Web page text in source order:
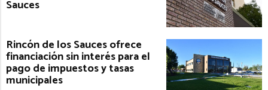
Sauces
Rincón de los Sauces ofrece
financiación sin interés para el
pago de impuestos y tasas
municipales